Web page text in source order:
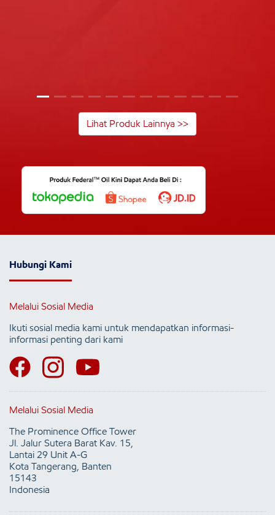
Lihat Produk Lainnya >>
Hubungi Kami
Melalui Sosial Media
Ikuti sosial media kami untuk mendapatkan informasi-
informasi penting dari kami
Melalui Sosial Media
The Prominence Office Tower
Jl. Jalur Sutera Barat Kav. 15,
Lantai 29 Unit A-G
Kota Tangerang, Banten
15143
Indonesia